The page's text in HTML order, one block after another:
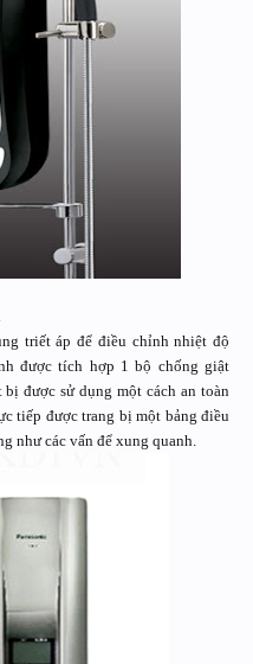
triết áp để điều chỉnh nhiệt độ
được tích hợp 1 bộ chống giật
được sử dụng một cách an toàn
tiếp được trang bị một bảng điều
như các vấn để xung quanh.